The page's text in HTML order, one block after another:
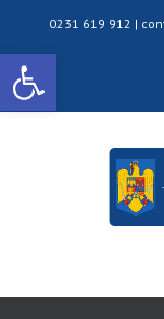
Deschide bara de unelte
0231 619 912 |